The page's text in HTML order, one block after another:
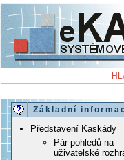
Základní
Představení Kaskády
Pár pohledů na
uživatelské